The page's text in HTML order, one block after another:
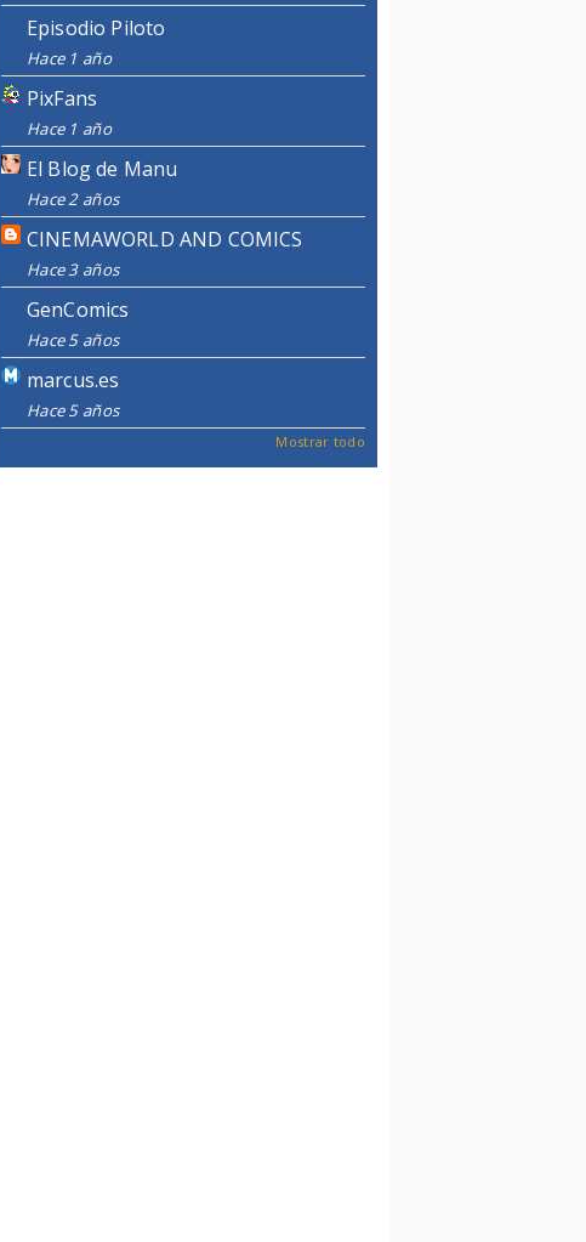
Episodio Piloto
Hace 1 año
PixFans
Hace 1 año
El Blog de Manu
Hace 2 años
CINEMAWORLD AND COMICS
Hace 3 años
GenComics
Hace 5 años
marcus.es
Hace 5 años
Mostrar todo